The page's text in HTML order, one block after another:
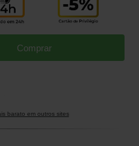
Comprar
barato em outros sites